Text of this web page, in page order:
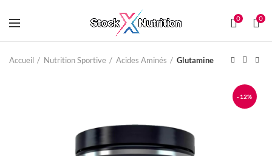
0 0
Accueil Nutrition Sportive Acides Aminés Glutamine
-12%